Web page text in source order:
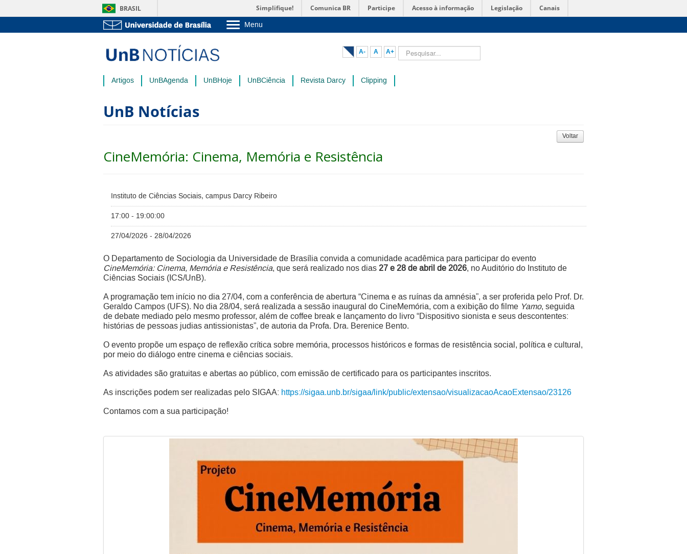
BRASIL Simplifique! Comunica BR Participe Acesso à informação Legislação Canais
Menu
Pós-Graduação
Administração
A- A A+ Pesquisar...
Artigos UnBAgenda UnBHoje UnBCiência Revista Darcy Clipping
UnB Notícias
Voltar
CineMemória: Cinema, Memória e Resistência
Instituto de Ciências Sociais, campus Darcy Ribeiro
17:00 - 19:00:00
27/04/2026 - 28/04/2026
O Departamento de Sociologia da Universidade de Brasília convida a comunidade acadêmica para participar do evento
CineMemória: Cinema, Memória e Resistência, que será realizado nos dias 27 e 28 de abril de 2026, no Auditório do Instituto de
Ciências Sociais (ICS/UnB).
A programação tem início no dia 27/04, com a conferência de abertura “Cinema e as ruínas da amnésia”, a ser proferida pelo Prof. Dr.
Geraldo Campos (UFS). No dia 28/04, será realizada a sessão inaugural do CineMemória, com a exibição do filme Yamo, seguida
de debate mediado pelo mesmo professor, além de coffee break e lançamento do livro “Dispositivo sionista e seus descontentes:
histórias de pessoas judias antissionistas”, de autoria da Profa. Dra. Berenice Bento.
O evento propõe um espaço de reflexão crítica sobre memória, processos históricos e formas de resistência social, política e cultural,
por meio do diálogo entre cinema e ciências sociais.
As atividades são gratuitas e abertas ao público, com emissão de certificado para os participantes inscritos.
As inscrições podem ser realizadas pelo SIGAA: https://sigaa.unb.br/sigaa/link/public/extensao/visualizacaoAcaoExtensao/23126
Contamos com a sua participação!